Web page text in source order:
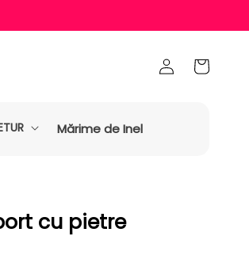
Conectați-
Coș
Mărime de Inel
cu pietre